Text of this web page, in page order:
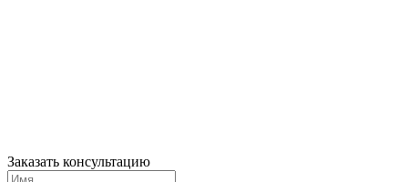
Заказать консультацию